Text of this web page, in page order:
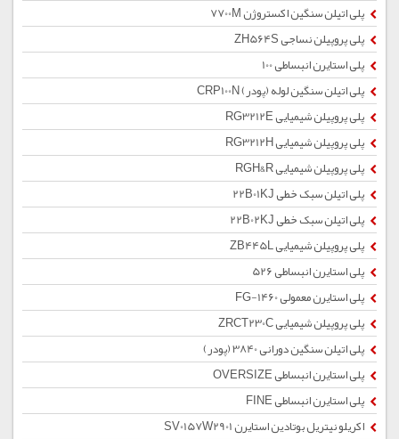
پلی اتیلن سنگین اکستروژن 7700M
پلی پروپیلن نساجی ZH564S
پلی استایرن انبساطی 100
پلی اتیلن سنگین لوله (پودر) CRP100N
پلی پروپیلن شیمیایی RG3212E
پلی پروپیلن شیمیایی RG3212H
پلی پروپیلن شیمیایی RGH&R
پلی اتیلن سبک خطی 22B01KJ
پلی اتیلن سبک خطی 22B02KJ
پلی پروپیلن شیمیایی ZB445L
پلی استایرن انبساطی 526
پلی استایرن معمولی 1460-FG
پلی پروپیلن شیمیایی ZRCT230C
پلی اتیلن سنگین دورانی 3840 (پودر)
پلی استایرن انبساطی OVERSIZE
پلی استایرن انبساطی FINE
اکریلو نیتریل بوتادین استایرن SV0157W2901